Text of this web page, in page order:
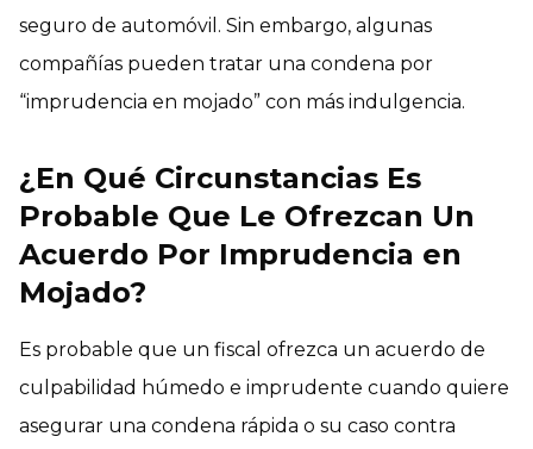
seguro de automóvil. Sin embargo, algunas
compañías pueden tratar una condena por
“imprudencia en mojado” con más indulgencia.
¿En Qué Circunstancias Es
Probable Que Le Ofrezcan Un
Acuerdo Por Imprudencia en
Mojado?
Es probable que un fiscal ofrezca un acuerdo de
culpabilidad húmedo e imprudente cuando quiere
asegurar una condena rápida o su caso contra